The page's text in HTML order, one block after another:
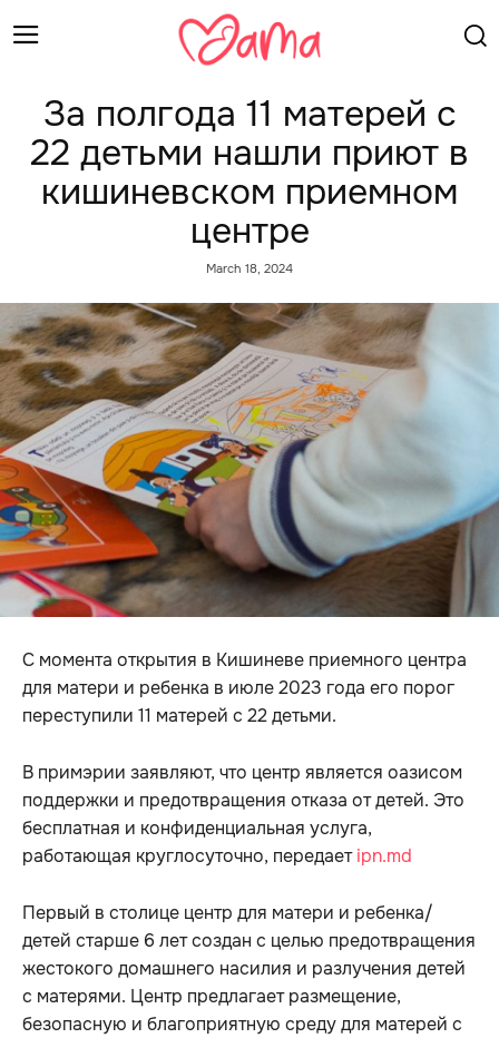
За полгода 11 матерей с
22 детьми нашли приют в
кишиневском приемном
центре
March 18, 2024
С момента открытия в Кишиневе приемного центра
для матери и ребенка в июле 2023 года его порог
переступили 11 матерей с 22 детьми.
В примэрии заявляют, что центр является оазисом
поддержки и предотвращения отказа от детей. Это
бесплатная и конфиденциальная услуга,
работающая круглосуточно, передаетipn.md
Первый в столице центр для матери и ребенка/
детей старше 6 лет создан с целью предотвращения
жестокого домашнего насилия и разлучения детей
с матерями. Центр предлагает размещение,
безопасную и благоприятную среду для матерей с